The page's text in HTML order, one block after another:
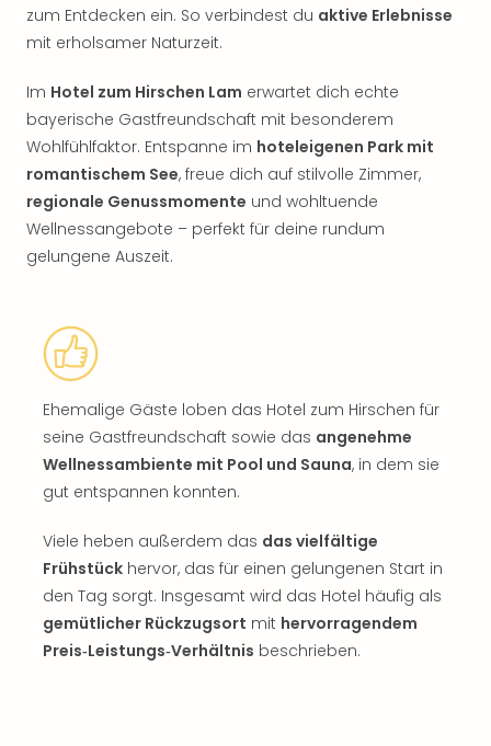
zum Entdecken ein. So verbindest du aktive Erlebnisse
mit erholsamer Naturzeit.
Im Hotel zum Hirschen Lam erwartet dich echte
bayerische Gastfreundschaft mit besonderem
Wohlfühlfaktor. Entspanne im hoteleigenen Park mit
romantischem See, freue dich auf stilvolle Zimmer,
regionale Genussmomente und wohltuende
Wellnessangebote – perfekt für deine rundum
gelungene Auszeit.
Ehemalige Gäste loben das Hotel zum Hirschen für
seine Gastfreundschaft sowie das angenehme
Wellnessambiente mit Pool und Sauna, in dem sie
gut entspannen konnten.
Viele heben außerdem das das vielfältige
Frühstück hervor, das für einen gelungenen Start in
den Tag sorgt. Insgesamt wird das Hotel häufig als
gemütlicher Rückzugsort mit hervorragendem
Preis‑Leistungs‑Verhältnis beschrieben.